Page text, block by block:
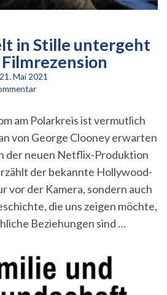
in Stille untergeht
21. Mai 2021
zu
Welt
in
untergeht
–
Kupferblau
Filmrezension
am Polarkreis ist vermutlich
von George Clooney erwarten
der neuen Netflix-Produktion
der bekannte Hollywood-
vor der Kamera, sondern auch
die uns zeigen möchte,
Beziehungen sind …